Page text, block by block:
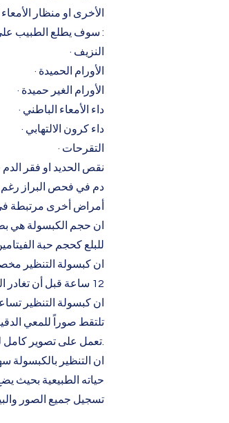
الأخرى او منظار
سوف يطلع الطبيب على هذة الصور لتشخيص الأمراض التالية :
· النزيف
· الأورام الحميدة
· الأورام الغير حميدة
· داء الأمعاء الباطني
· داء كرون الالتهابي
· التقرحات
· نقص الحديد او فقر الدم
· دم في فحص البراز رغم
· أمراض أخرى مرتبطة
للبلع كحجم حبة
ان كبسولة التنظير
12 ساعة قبل أن تغادر الجسم بشكل طبيعي مع البراز
ان كبسولة التنظير
تلتقط صوراً للمعي
ان التنظير
حياته الطبيعية بحيث
تسجيل جميع الصور